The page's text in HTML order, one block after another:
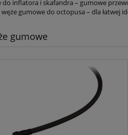
do inflatora i skafandra – gumowe
węże gumowe do octopusa – dla łatwej
gumowe